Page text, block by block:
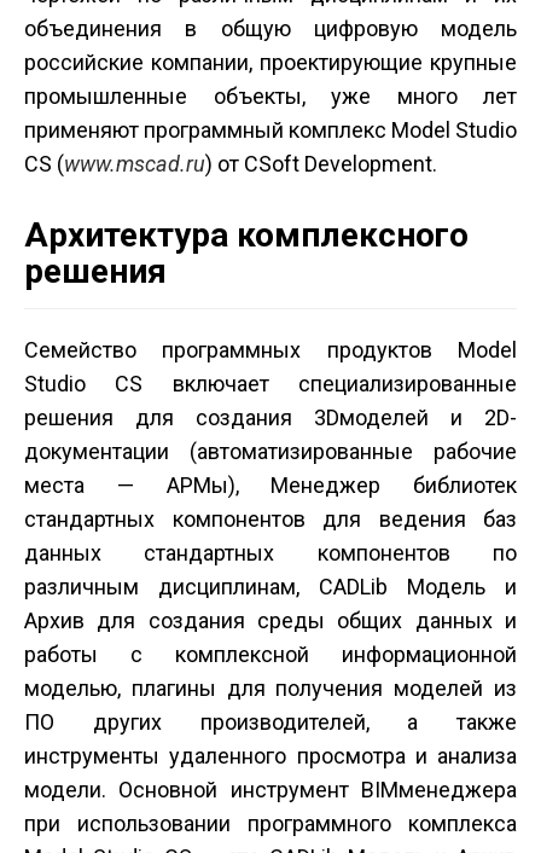
объединения в общую цифровую модель
российские компании, проектирующие крупные
промышленные объекты, уже много лет
применяют программный комплекс Model Studio
CS (www.mscad.ru) от CSoft Development.
Архитектура комплексного
решения
Семейство программных продуктов Model
Studio CS включает специализированные
решения для создания 3D­моделей и 2D­
документации (автоматизированные рабочие
места — АРМы), Менеджер библиотек
стандартных компонентов для ведения баз
данных стандартных компонентов по
различным дисциплинам, CADLib Модель и
Архив для создания среды общих данных и
работы с комплексной информационной
моделью, плагины для получения моделей из
ПО других производителей, а также
инструменты удаленного просмотра и анализа
модели. Основной инструмент BIM­менеджера
при использовании программного комплекса